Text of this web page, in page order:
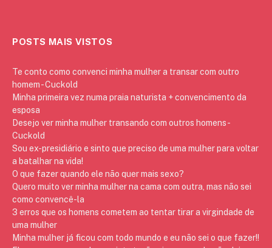
POSTS MAIS VISTOS
Te conto como convenci minha mulher a transar com outro
homem - Cuckold
Minha primeira vez numa praia naturista + convencimento da
esposa
Desejo ver minha mulher transando com outros homens -
Cuckold
Sou ex-presidiário e sinto que preciso de uma mulher para voltar
a batalhar na vida!
O que fazer quando ele não quer mais sexo?
Quero muito ver minha mulher na cama com outra, mas não sei
como convencê-la
3 erros que os homens cometem ao tentar tirar a virgindade de
uma mulher
Minha mulher já ficou com todo mundo e eu não sei o que fazer!!